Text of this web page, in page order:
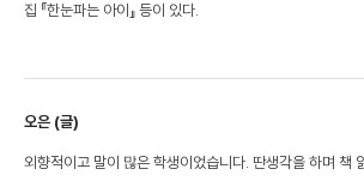
집 『한눈파는 아이』 등이 있다.
오은 (글)
외향적이고 말이 많은 학생이었습니다. 딴생각을 하며 책